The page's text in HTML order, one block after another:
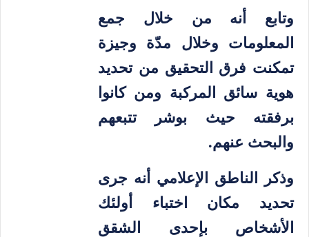
وتابع أنه من خلال جمع
المعلومات وخلال مدّة وجيزة
تمكنت فرق التحقيق من تحديد
هوية سائق المركبة ومن كانوا
برفقته حيث بوشر تتبعهم
والبحث عنهم.
وذكر الناطق الإعلامي أنه جرى
تحديد مكان اختباء أولئك
الأشخاص بإحدى الشقق